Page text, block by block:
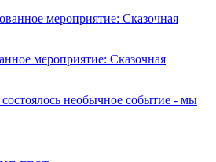
мероприятие: Сказочная
необычное событие - мы